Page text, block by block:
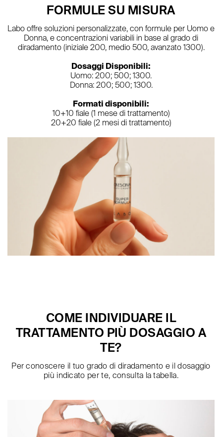
FORMULE SU MISURA
Labo offre soluzioni personalizzate, con formule per Uomo e
Donna, e concentrazioni variabili in base al grado di
diradamento (iniziale 200, medio 500, avanzato 1300).
Dosaggi Disponibili:
Uomo: 200; 500; 1300.
Donna: 200; 500; 1300.
Formati disponibili:
10+10 fiale (1 mese di trattamento)
20+20 fiale (2 mesi di trattamento)
COME INDIVIDUARE IL
TRATTAMENTO PIÙ DOSAGGIO A
TE?
Per conoscere il tuo grado di diradamento e il dosaggio
più indicato per te, consulta la tabella.